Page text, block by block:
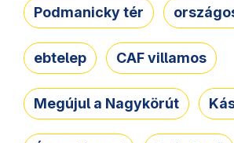
Podmanicky tér
ebtelep CAF villamos
Megújul a Nagykörút